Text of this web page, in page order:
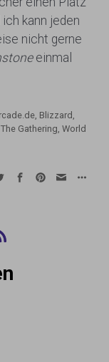
kann jeden
nicht gerne
einmal
, Blizzard ,
Gathering, World